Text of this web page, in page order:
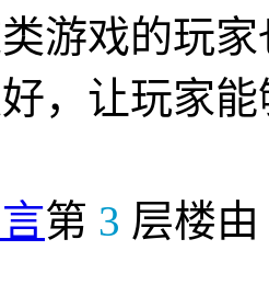
游戏的玩
，让玩家
第 3 层楼由